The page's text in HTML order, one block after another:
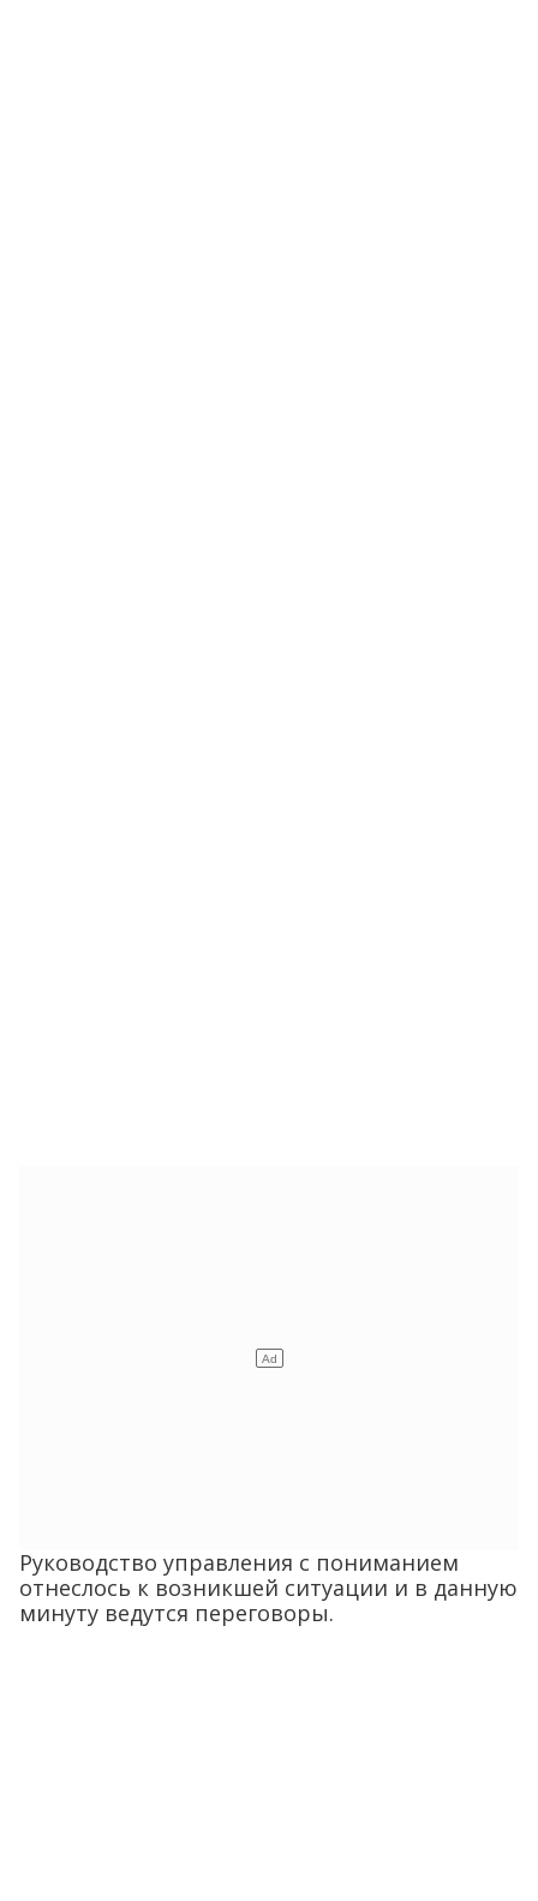
Руководство управления с пониманием
отнеслось к возникшей ситуации и в данную
минуту ведутся переговоры.